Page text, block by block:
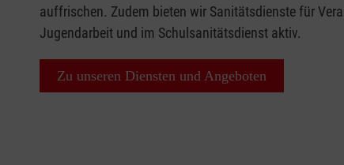
auffrischen. Zudem bieten wir Sanitätsdienste für
Jugendarbeit und im Schulsanitätsdienst aktiv.
Zu unseren Diensten und Angeboten